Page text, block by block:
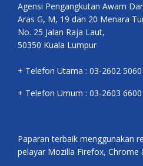
Agensi Pengangkutan Awam
Aras G, M, 19 dan 20 Menara
No. 25 Jalan Raja Laut,
50350 Kuala Lumpur
+ Telefon Utama : 03-2602 5060
+ Telefon Umum : 03-2603 6600
Paparan terbaik menggunakan
pelayar Mozilla Firefox, Chrome